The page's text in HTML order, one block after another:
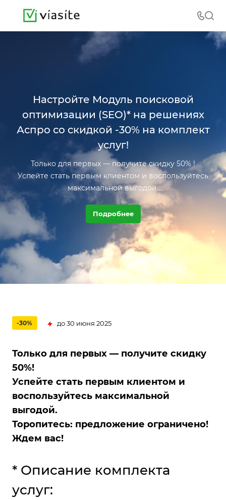
Настройте Модуль поисковой
оптимизации (SEO)* на решениях
Аспро со скидкой -30% на комплект
услуг!
Только для первых — получите скидку 50% !
Успейте стать первым клиентом и воспользуйтесь
максимальной выгодой.
Торопитесь: предложение ограничено!
Ждем вас!
Подробнее
-30% до 30 июня 2025
Только для первых — получите скидку
50%!
Успейте стать первым клиентом и
воспользуйтесь максимальной
выгодой.
Торопитесь: предложение ограничено!
Ждем вас!
* Описание комплекта
услуг: